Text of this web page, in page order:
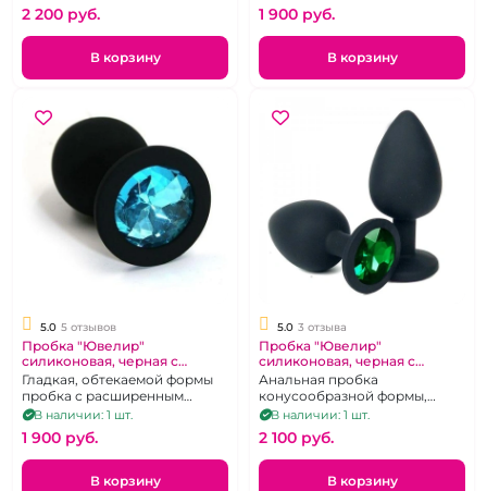
2 200 pуб.
В корзину
1 900 pуб.
В корзину
5.0 5 отзывов
Пробка "Ювелир"
силиконовая, черная с
голубым кристаллом размер
М
Гладкая, обтекаемой формы
пробка с расширенным
основанием
В наличии: 1 шт.
1 900 pуб.
В корзину
5.0 3 отзыва
Пробка "Ювелир"
силиконовая, черная с
зеленым кристаллом,
размер М
Анальная пробка
конусообразной формы,
закруглённый кончик,
широкое основание
В наличии: 1 шт.
2 100 pуб.
В корзину